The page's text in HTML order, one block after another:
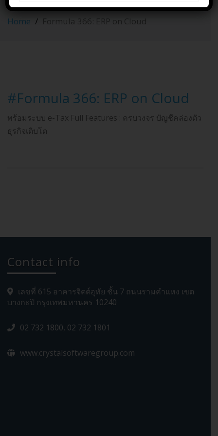
Home Formula 366: ERP on Cloud
#Formula 366: ERP on Cloud
พร้อมระบบ e-Tax Full Features : ครบวงจร บัญชีคล่องตัว
ธุรกิจเติบโต
Contact info
เลขที่ 615 อาคารจิตต์อุทัย ชั้น 7 ถนนรามคำแหง เขต
บางกะปิ กรุงเทพมหานคร 10240
02 732 1800, 02 732 1801
www.crystalsoftwaregroup.com